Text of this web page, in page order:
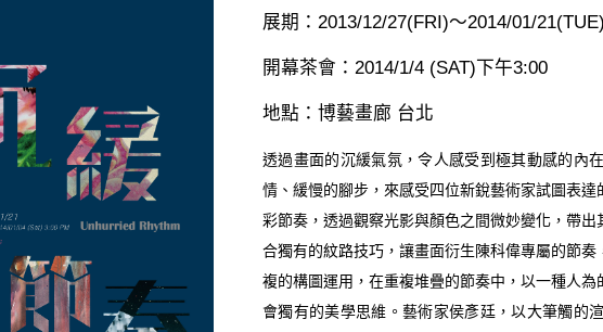
展期：2013/12/27(FRI)～2014/01/21(TUE)
開幕茶會：2014/1/4 (SAT)下午3:00
地點：博藝畫廊 台北
透過畫面的沉緩氣氛，令人感受到極其動感的內
情、緩慢的腳步，來感受四位新銳藝術家試圖表
彩節奏，透過觀察光影與顏色之間微妙變化，帶
合獨有的紋路技巧，讓畫面衍生陳科偉專屬的節
複的構圖運用，在重複堆疊的節奏中，以一種人
會獨有的美學思維。藝術家侯彥廷，以大筆觸的